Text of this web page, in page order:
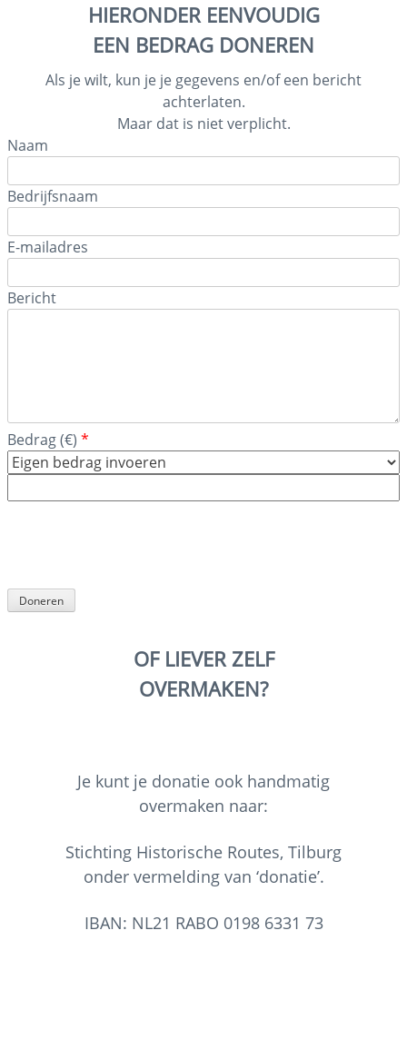
HIERONDER EENVOUDIG
EEN BEDRAG DONEREN
Als je wilt, kun je je gegevens en/of een bericht
achterlaten.
Maar dat is niet verplicht.
Naam
Bedrijfsnaam
E-mailadres
Bericht
Bedrag(€) *
OF LIEVER ZELF
OVERMAKEN?
Je kunt je donatie ook handmatig
overmaken naar:
Stichting Historische Routes, Tilburg
onder vermelding van ‘donatie’.
IBAN: NL21 RABO 0198 6331 73